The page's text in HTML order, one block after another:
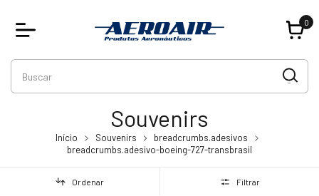
0
Souvenirs
Início Souvenirs
breadcrumbs.adesivos
breadcrumbs.adesivo-boeing-727-transbrasil
Ordenar Filtrar